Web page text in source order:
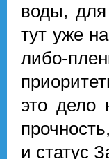
воды, для
тут уже
либо-
это дело
и статус